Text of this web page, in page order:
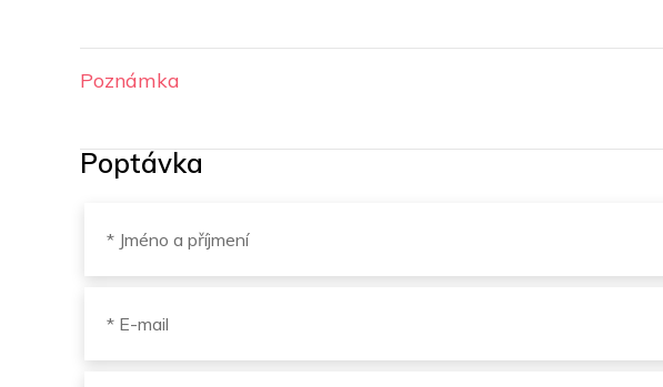
Poznámka
Poptávka